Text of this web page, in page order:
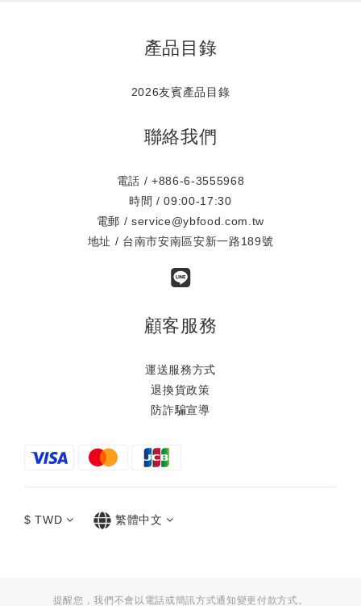
產品目錄
2026友賓產品目錄
聯絡我們
電話 / +886-6-3555968
時間 / 09:00-17:30
電郵 / service@ybfood.com.tw
地址 / 台南市安南區安新一路189號
顧客服務
運送服務方式
退換貨政策
防詐騙宣導
$ TWD 繁體中文
提醒您，我們不會以電話或簡訊方式通知變更付款方式。